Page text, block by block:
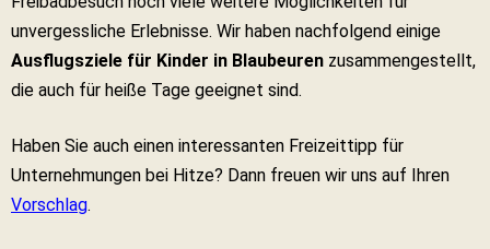
unvergessliche Erlebnisse. Wir haben nachfolgend einige
Ausflugsziele für Kinder in Blaubeuren zusammengestellt,
die auch für heiße Tage geeignet sind.
Haben Sie auch einen interessanten Freizeittipp für
Unternehmungen bei Hitze? Dann freuen wir uns auf Ihren
Vorschlag.